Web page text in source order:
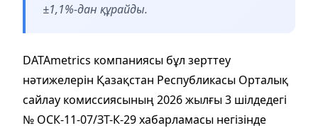
±1,1%-дан құрайды.
DATAmetrics компаниясы бұл зерттеу
нәтижелерін Қазақстан Республикасы Орталық
сайлау комиссиясының 2026 жылғы 3 шілдедегі
№ ОСК-11-07/ЗТ-К-29 хабарламасы негізінде